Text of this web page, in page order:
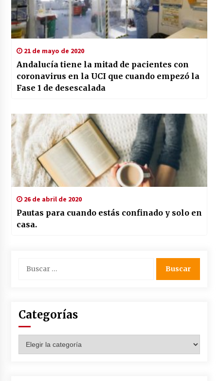
21 de mayo de 2020
Andalucía tiene la mitad de pacientes con
coronavirus en la UCI que cuando empezó la
Fase 1 de desescalada
26 de abril de 2020
Pautas para cuando estás confinado y solo en
casa.
Categorías